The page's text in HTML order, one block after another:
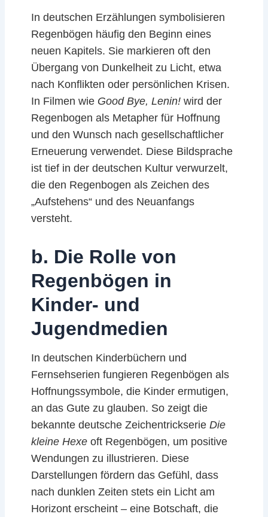
In deutschen Erzählungen symbolisieren
Regenbögen häufig den Beginn eines
neuen Kapitels. Sie markieren oft den
Übergang von Dunkelheit zu Licht, etwa
nach Konflikten oder persönlichen Krisen.
In Filmen wie Good Bye, Lenin! wird der
Regenbogen als Metapher für Hoffnung
und den Wunsch nach gesellschaftlicher
Erneuerung verwendet. Diese Bildsprache
ist tief in der deutschen Kultur verwurzelt,
die den Regenbogen als Zeichen des
„Aufstehens“ und des Neuanfangs
versteht.
b. Die Rolle von
Regenbögen in
Kinder- und
Jugendmedien
In deutschen Kinderbüchern und
Fernsehserien fungieren Regenbögen als
Hoffnungssymbole, die Kinder ermutigen,
an das Gute zu glauben. So zeigt die
bekannte deutsche ZeichentrickserieDie
kleine Hexe oft Regenbögen, um positive
Wendungen zu illustrieren. Diese
Darstellungen fördern das Gefühl, dass
nach dunklen Zeiten stets ein Licht am
Horizont erscheint – eine Botschaft, die